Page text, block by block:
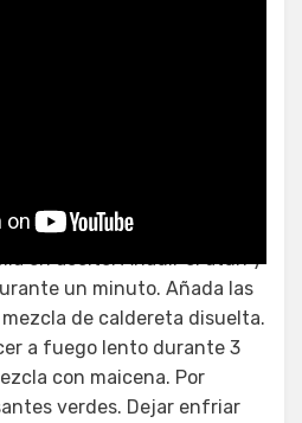
en aceite. Añadir el atún y
un minuto. Añada las
de caldereta disuelta.
a fuego lento durante 3
con maicena. Por
verdes. Dejar enfriar